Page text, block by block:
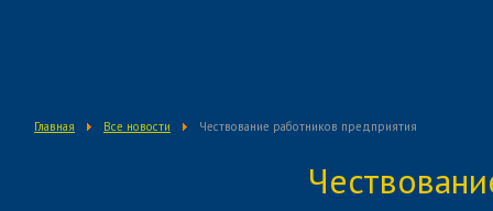
Главная Все новости Чествование работников предприятия